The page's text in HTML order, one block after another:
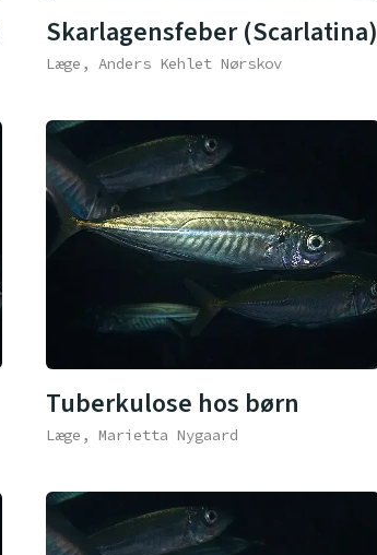
Skarlagensfeber (Scarlatina)
Læge, Anders Kehlet Nørskov
Tuberkulose hos børn
Læge, Marietta Nygaard